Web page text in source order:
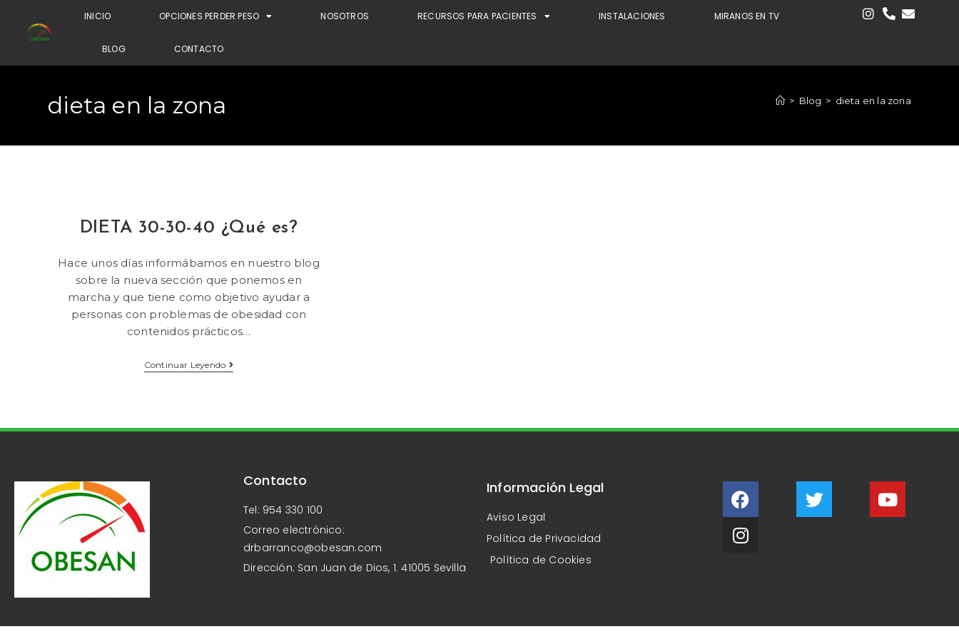
INICIO OPCIONES PERDER PESO NOSOTROS RECURSOS PARA PACIENTES INSTALACIONES MIRANOS EN TV
BLOG CONTACTO
dieta en la zona > Blog > dieta en la zona
DIETA 30-30-40 ¿Qué es?
Hace unos días informábamos en nuestro blog
sobre la nueva sección que ponemos en
marcha y que tiene como objetivo ayudar a
personas con problemas de obesidad con
contenidos prácticos…
Continuar Leyendo
Contacto
Tel: 954 330 100
Correo electrónico:
drbarranco@obesan.com
Dirección: San Juan de Dios, 1. 41005 Sevilla
Información Legal
Aviso Legal
Política de Privacidad
Política de Cookies